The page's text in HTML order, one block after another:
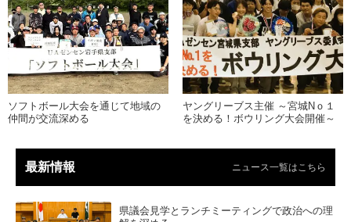
ソフトボール大会を通じて地域の
仲間が交流深める
ヤングリーブス主催 ～宮城Nｏ１
を決める！ボウリング大会開催～
最新情報 ニュース一覧はこちら
県議会見学とランチミーティングで政治への理